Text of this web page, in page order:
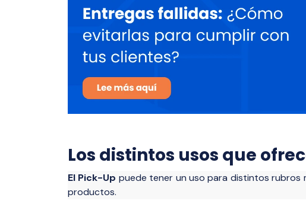
Los distintos usos que
El Pick-Up puede tener un uso para distintos rubros
productos.